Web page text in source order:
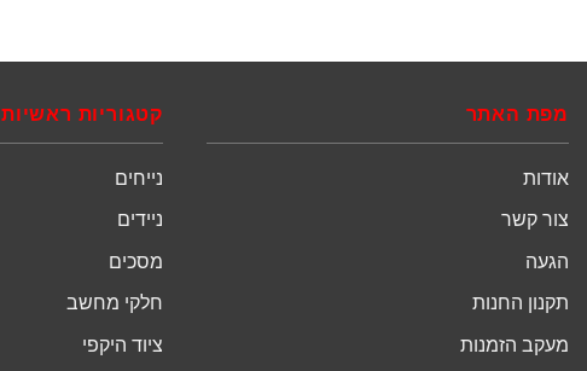
מפת האתר
אודות
צור קשר
הגעה
תקנון החנות
מעקב הזמנות
קטגוריות ראשיות
נייחים
ניידים
מסכים
חלקי מחשב
ציוד היקפי